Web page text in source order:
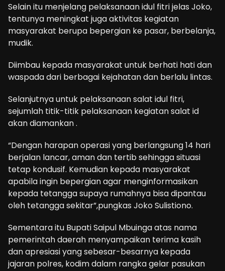
Selain itu menjelang pelaksanaan idul fitri jelas Joko,
tentunya meningkat juga aktivitas kegiatan
masyarakat berupa bepergian ke pasar, berbelanja,
mudik.
Diimbau kepada masyarakat untuk berhati hati dan
waspada dari berbagai kejahatan dan berlalu lintas.
Selanjutnya untuk pelaksanaan salat idul fitri,
sejumlah titik-titik pelaksanaan kegiatan salat id
akan diamankan .
“Dengan harapan operasi yang berlangsung 14 hari
berjalan lancar, aman dan tertib sehingga situasi
tetap kondusif. Kemudian kepada masyarakat
apabila ingin bepergian agar menginformasikan
kepada tetangga supaya rumahnya bisa dipantau
oleh tetangga sekitar”,pungkas Joko Sulistiono.
Sementara itu Bupati Saipul Mbuinga atas nama
pemerintah daerah menyampaikan terima kasih
dan apresiasi yang sebesar-besarnya kepada
jajaran polres, kodim dalam rangka gelar pasukan